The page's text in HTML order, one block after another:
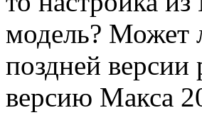
модель? Может
поздней версии
версию Макса